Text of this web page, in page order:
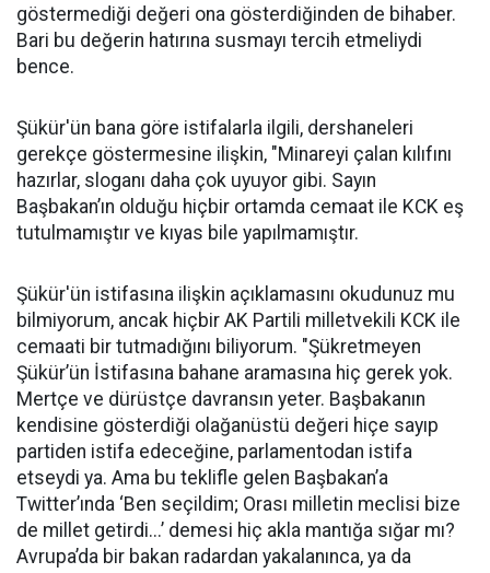
göstermediği değeri ona gösterdiğinden de bihaber.
Bari bu değerin hatırına susmayı tercih etmeliydi
bence.
Şükür'ün bana göre istifalarla ilgili, dershaneleri
gerekçe göstermesine ilişkin, "Minareyi çalan kılıfını
hazırlar, sloganı daha çok uyuyor gibi. Sayın
Başbakan’ın olduğu hiçbir ortamda cemaat ile KCK eş
tutulmamıştır ve kıyas bile yapılmamıştır.
Şükür'ün istifasına ilişkin açıklamasını okudunuz mu
bilmiyorum, ancak hiçbir AK Partili milletvekili KCK ile
cemaati bir tutmadığını biliyorum. "Şükretmeyen
Şükür’ün İstifasına bahane aramasına hiç gerek yok.
Mertçe ve dürüstçe davransın yeter. Başbakanın
kendisine gösterdiği olağanüstü değeri hiçe sayıp
partiden istifa edeceğine, parlamentodan istifa
etseydi ya. Ama bu teklifle gelen Başbakan’a
Twitter’ında ‘Ben seçildim; Orası milletin meclisi bize
de millet getirdi...’ demesi hiç akla mantığa sığar mı?
Avrupa’da bir bakan radardan yakalanınca, ya da